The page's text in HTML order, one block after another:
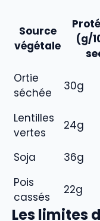
Source
végétale
(g/
Ortie
séchée
30g
Lentilles
vertes
24g
Soja
36g
Pois
cassés
22g
Les limites